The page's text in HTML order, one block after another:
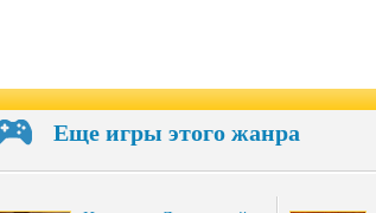
Еще игры этого жанра